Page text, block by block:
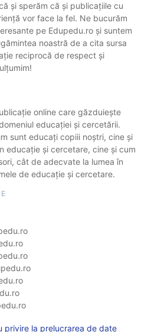
și sperăm că și publicațiile cu
vor face la fel. Ne bucurăm
pe Edupedu.ro și suntem
noastră de a cita sursa
reciprocă de respect și
online care găzduiește
educației și cercetării.
sunt educați copiii noștri, cine și
educație și cercetare, cine și cum
cât de adecvate la lumea în
de educație și cercetare.
privire la prelucrarea de date